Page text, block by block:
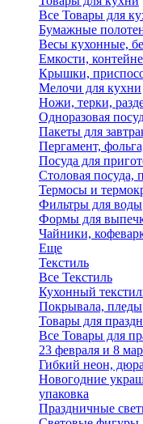
Все Товары для
Бумажные
Весы кухонные,
Емкости,
Крышки,
Мелочи для кухни
Ножи, терки,
Одноразовая
Пакеты для
Пергамент,
Посуда для
Столовая посуда,
Термосы и
Фильтры для воды
Формы для
Чайники,
Еще
Текстиль
Все Текстиль
Кухонный
Покрывала, пледы
Товары для
Все Товары для
23 февраля и 8
Гибкий неон,
Новогодние
упаковка
Праздничные